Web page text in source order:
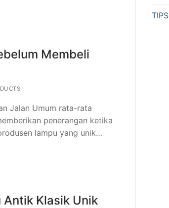
Membeli
Jalan Umum rata-rata
penerangan ketika
lampu yang unik…
Klasik Unik
TIPS